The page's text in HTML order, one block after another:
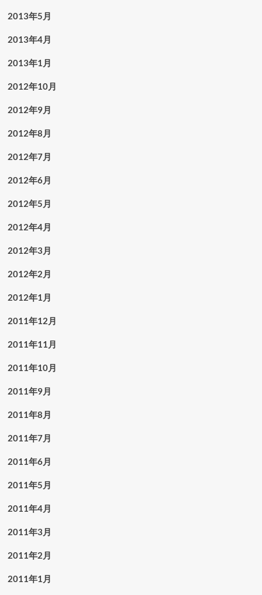
2013年5月
2013年4月
2013年1月
2012年10月
2012年9月
2012年8月
2012年7月
2012年6月
2012年5月
2012年4月
2012年3月
2012年2月
2012年1月
2011年12月
2011年11月
2011年10月
2011年9月
2011年8月
2011年7月
2011年6月
2011年5月
2011年4月
2011年3月
2011年2月
2011年1月